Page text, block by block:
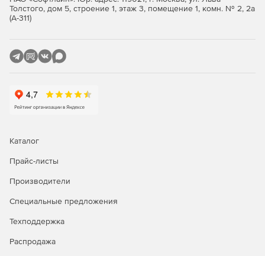
Вместе с ALD Pro обычно приобретают
Edition
Толстого, дом 5, строение 1, этаж 3, помещение 1, комн. № 2, 2а
(А-311)
Каталог
Прайс-листы
Производители
Специальные предложения
Техподдержка
Распродажа